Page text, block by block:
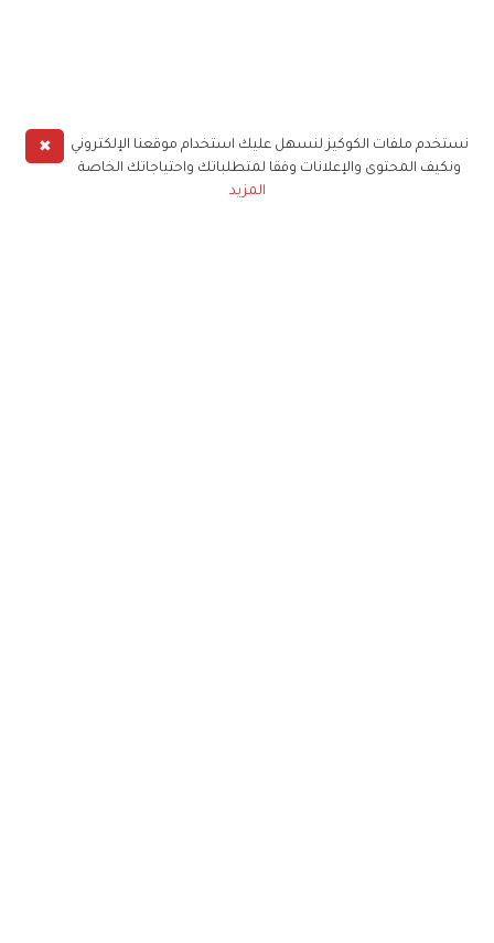
✖
نستخدم ملفات الكوكيز لنسهل عليك استخدام موقعنا الإلكتروني
ونكيف المحتوى والإعلانات وفقا لمتطلباتك واحتياجاتك الخاصة
المزيد